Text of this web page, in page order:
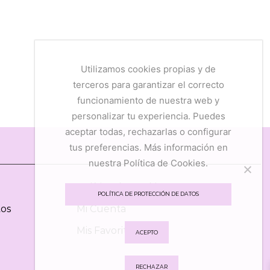
Política de Cookies
Mi Cuenta
Mis Favoritos
Utilizamos cookies propias y de
terceros para garantizar el correcto
funcionamiento de nuestra web y
personalizar tu experiencia. Puedes
aceptar todas, rechazarlas o configurar
tus preferencias. Más información en
nuestra Política de Cookies.
POLÍTICA DE PROTECCIÓN DE DATOS
ACEPTO
RECHAZAR